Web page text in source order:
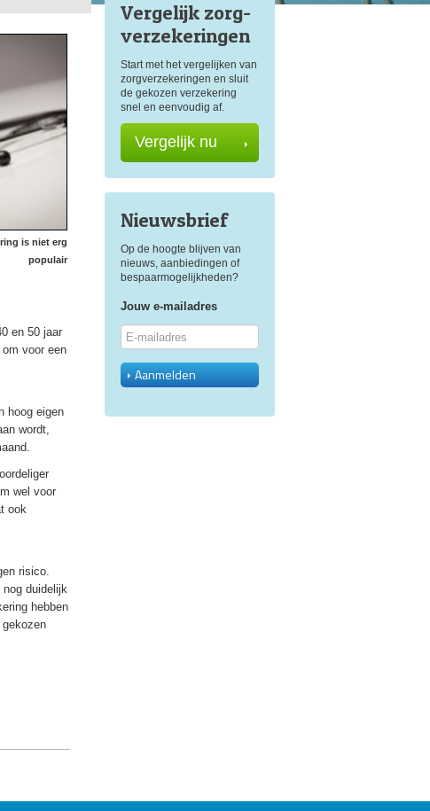
is niet erg
populair
en 50 jaar
voor een
hoog eigen
wordt,
wel voor
ook
risico.
nog duidelijk
hebben
Vergelijk zorg-
verzekeringen
Start met het vergelijken van
zorgverzekeringen en sluit
de gekozen verzekering
snel en eenvoudig af.
Vergelijk nu
Nieuwsbrief
Op de hoogte blijven van
nieuws, aanbiedingen of
bespaarmogelijkheden?
Jouw e-mailadres
Aanmelden